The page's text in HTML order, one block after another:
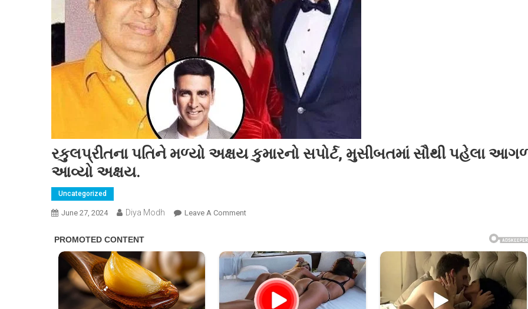
રકુલપ્રીતના પતિને મળ્યો અક્ષય કુમારનો સપોર્ટ, મુસીબતમાં સૌથી પહેલા
આવ્યો અક્ષય.
Uncategorized
June 27, 2024 Diya Modh Leave A CommentOn
મળ્યો
અક્ષય
કુમારનો
સપોર્ટ,
મુસીબતમાં